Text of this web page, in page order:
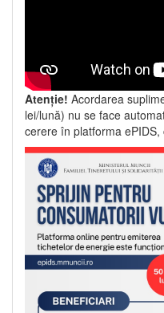
Atenție! Acordarea
lei/lună) nu se face
cerere în platforma